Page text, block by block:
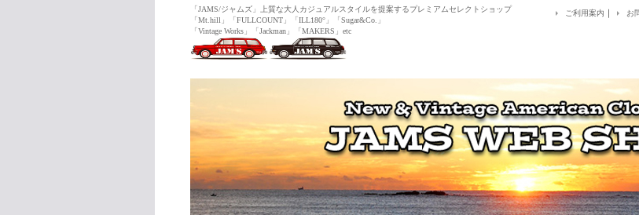
「JAMS/ジャムズ」上質な大人カジュアルスタイルを提案するプレミアムセレクトショップ
「Mt.hill」「FULLCOUNT」「ILL180°」「Sugar&Co.」
「Vintage Works」「Jackman」「MAKERS」etc
ご利用案内 ｜ お